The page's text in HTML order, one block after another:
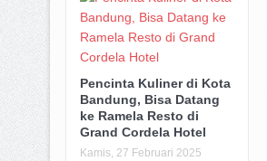
Pencinta Kuliner di Kota
Bandung, Bisa Datang
ke Ramela Resto di
Grand Cordela Hotel
Kamis, 27 Februari 2025